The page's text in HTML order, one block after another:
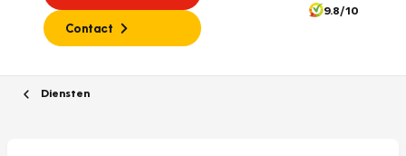
Contact
9.8/10
Diensten